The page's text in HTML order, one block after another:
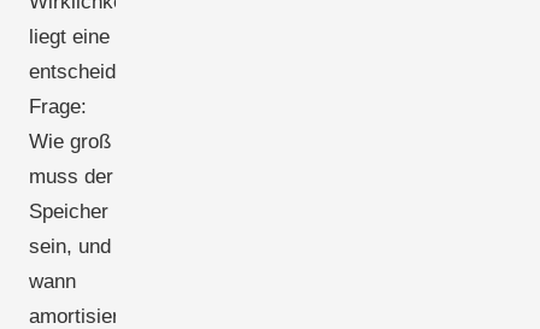
liegt eine
entscheidende
Frage:
Wie groß
muss der
Speicher
sein, und
wann
amortisiert